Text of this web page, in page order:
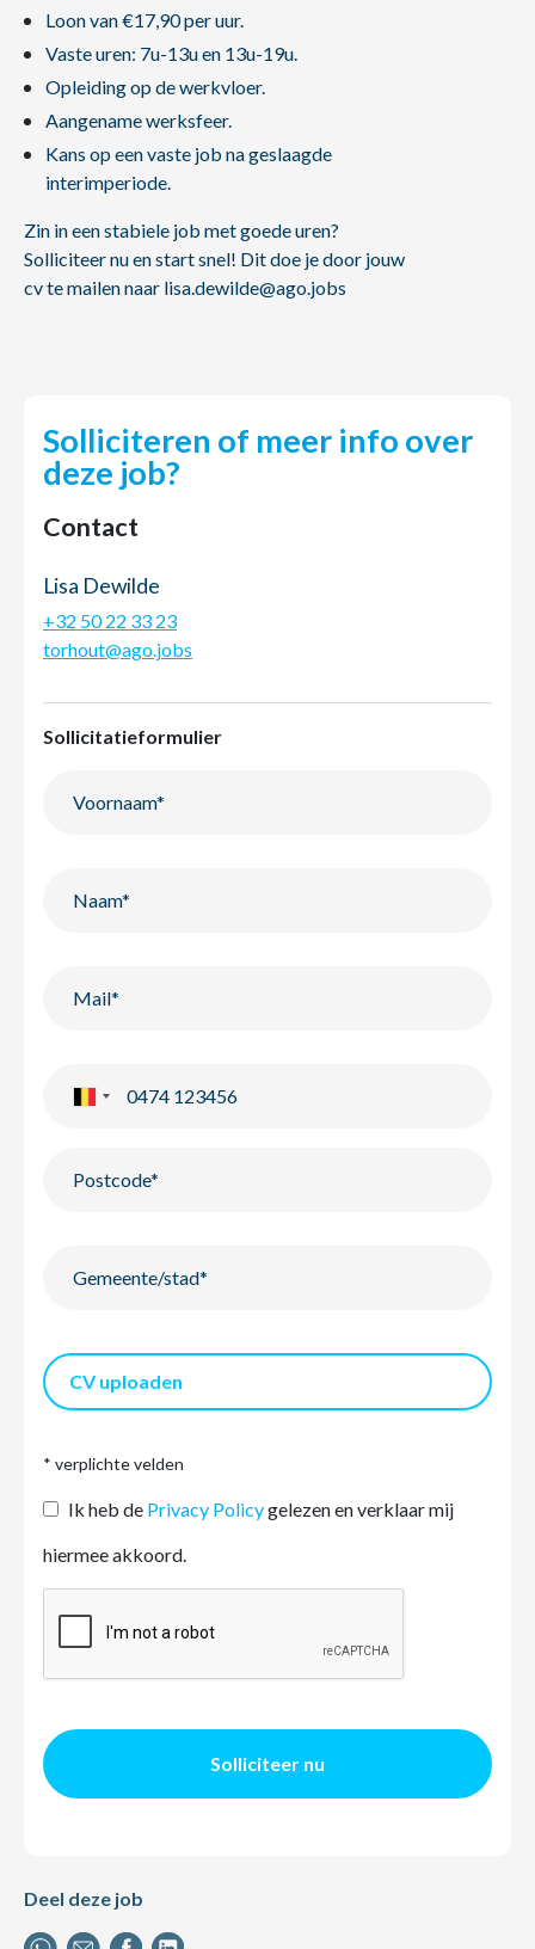
Loon van €17,90 per uur.
Vaste uren: 7u-13u en 13u-19u.
Opleiding op de werkvloer.
Aangename werksfeer.
Kans op een vaste job na geslaagde
interimperiode.
Zin in een stabiele job met goede uren?
Solliciteer nu en start snel! Dit doe je door jouw
cv te mailen naar lisa.dewilde@ago.jobs
Solliciteren of meer info over
deze job?
Contact
Lisa Dewilde
+32 50 22 33 23
torhout@ago.jobs
Sollicitatieformulier
CV uploaden
* verplichte velden
Ik heb de Privacy Policygelezen en verklaar mij
hiermee akkoord.
Solliciteer nu
Deel deze job